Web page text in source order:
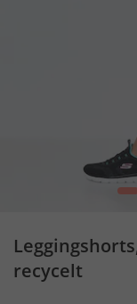
1
recycelt